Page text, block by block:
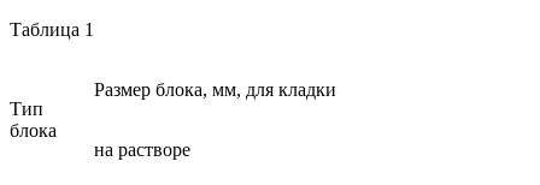
Таблица 1
Тип
блока
Размер блока, мм, для кладки
на растворе